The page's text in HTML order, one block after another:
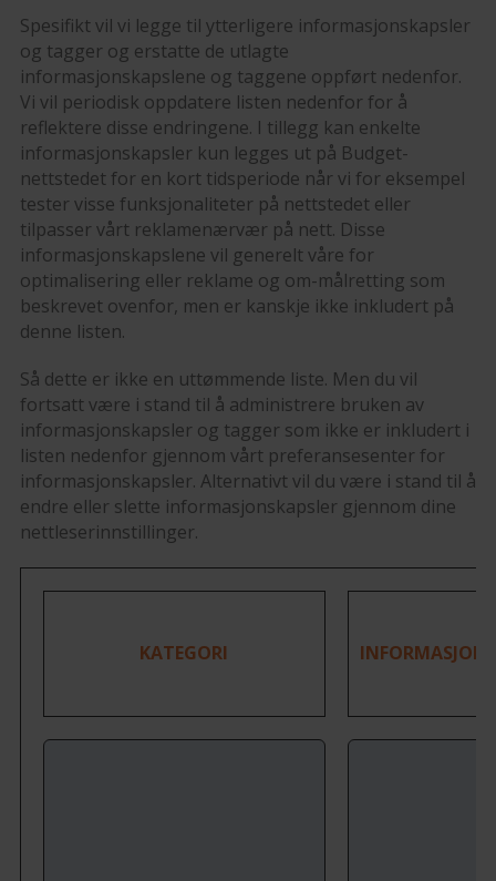
Spesifikt vil vi legge til ytterligere informasjonskapsler
og tagger og erstatte de utlagte
informasjonskapslene og taggene oppført nedenfor.
Vi vil periodisk oppdatere listen nedenfor for å
reflektere disse endringene. I tillegg kan enkelte
informasjonskapsler kun legges ut på Budget-
nettstedet for en kort tidsperiode når vi for eksempel
tester visse funksjonaliteter på nettstedet eller
tilpasser vårt reklamenærvær på nett. Disse
informasjonskapslene vil generelt våre for
optimalisering eller reklame og om-målretting som
beskrevet ovenfor, men er kanskje ikke inkludert på
denne listen.
Så dette er ikke en uttømmende liste. Men du vil
fortsatt være i stand til å administrere bruken av
informasjonskapsler og tagger som ikke er inkludert i
listen nedenfor gjennom vårt preferansesenter for
informasjonskapsler. Alternativt vil du være i stand til å
endre eller slette informasjonskapsler gjennom dine
nettleserinnstillinger.
KATEGORI